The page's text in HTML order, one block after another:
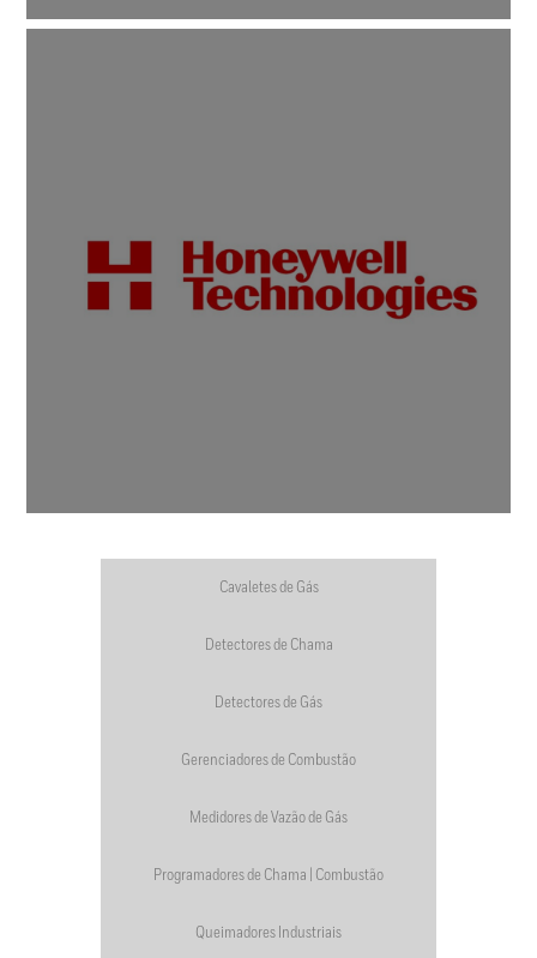
Cavaletes de Gás
Detectores de Chama
Detectores de Gás
Gerenciadores de Combustão
Medidores de Vazão de Gás
Programadores de Chama | Combustão
Queimadores Industriais